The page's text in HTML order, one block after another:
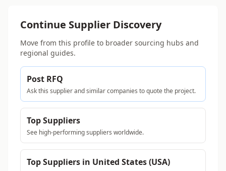
Continue Supplier Discovery
Move from this profile to broader sourcing hubs and
regional guides.
Post RFQ
Ask this supplier and similar companies to quote the project.
Top Suppliers
See high-performing suppliers worldwide.
Top Suppliers in United States (USA)